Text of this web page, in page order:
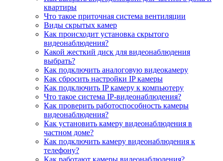
квартиры
Что такое приточная система вентиляции
Виды скрытых камер
Как происходит установка скрытого
видеонаблюдения?
Какой жесткий диск для видеонаблюдения
выбрать?
Как подключить аналоговую видеокамеру
Как сбросить настройки IP камеры
Как подключить IP камеру к компьютеру
Что такое система IP-видеонаблюдения?
Как проверить работоспособность камеры
видеонаблюдения?
Как установить камеру видеонаблюдения в
частном доме?
Как подключить камеру видеонаблюдения к
телефону?
Как работают камеры видеонаблюдения?